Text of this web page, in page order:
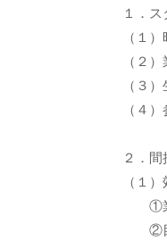
１．
（１
（２
（３
（４
２．
（１
①業
②目